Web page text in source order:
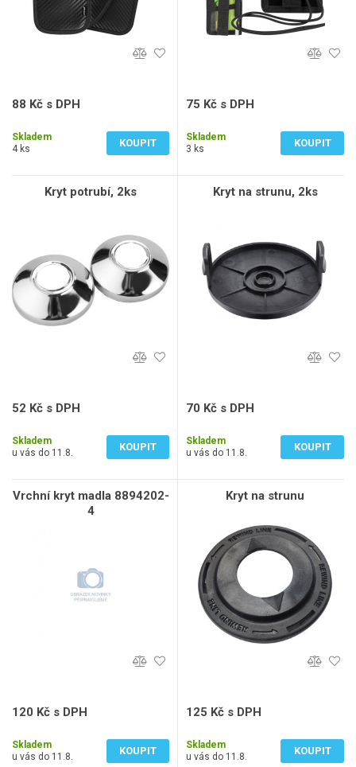
88 Kč s DPH
Skladem
4 ks
KOUPIT
75 Kč s DPH
Skladem
3 ks
KOUPIT
Kryt potrubí, 2ks
52 Kč s DPH
Skladem
u vás do 11.8.
KOUPIT
Kryt na strunu, 2ks
70 Kč s DPH
Skladem
u vás do 11.8.
KOUPIT
Vrchní kryt madla 8894202-
4
120 Kč s DPH
Skladem
u vás do 11.8.
KOUPIT
Kryt na strunu
125 Kč s DPH
Skladem
u vás do 11.8.
KOUPIT